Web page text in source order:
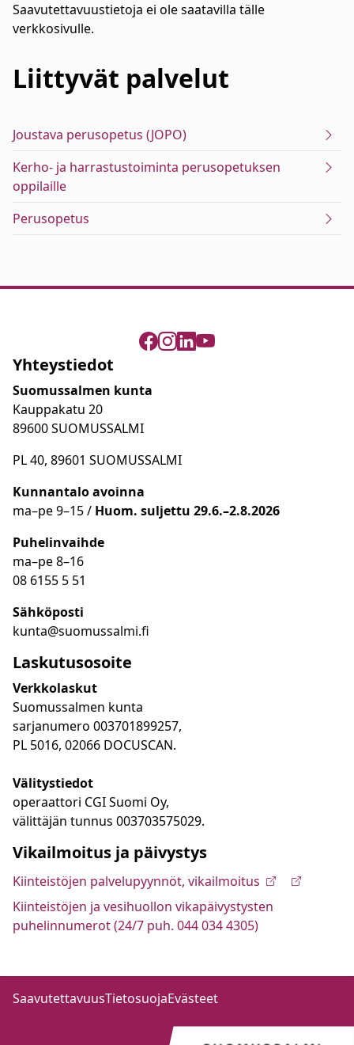
Saavutettavuustietoja ei ole saatavilla tälle
verkkosivulle.
Liittyvät palvelut
Joustava perusopetus (JOPO)
Kerho- ja harrastustoiminta perusopetuksen
oppilaille
Perusopetus
Yhteystiedot
Suomussalmen kunta
Kauppakatu 20
89600 SUOMUSSALMI
PL 40, 89601 SUOMUSSALMI
Kunnantalo avoinna
ma–pe 9–15 / Huom. suljettu 29.6.–2.8.2026
Puhelinvaihde
ma–pe 8–16
08 6155 5 51
Sähköposti
kunta@suomussalmi.fi
Laskutusosoite
Verkkolaskut
Suomussalmen kunta
sarjanumero 003701899257,
PL 5016, 02066 DOCUSCAN.
Välitystiedot
operaattori CGI Suomi Oy,
välittäjän tunnus 003703575029.
Vikailmoitus ja päivystys
Kiinteistöjen palvelupyynnöt, vikailmoitus
Kiinteistöjen ja vesihuollon vikapäivystysten
puhelinnumerot (24/7 puh. 044 034 4305)
SaavutettavuusTietosuojaEvästeet